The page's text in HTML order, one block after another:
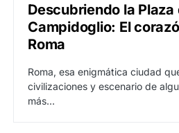
Descubriendo la Plaza
Campidoglio: El
Roma
Roma, esa enigmática ciudad
civilizaciones y escenario de
más…